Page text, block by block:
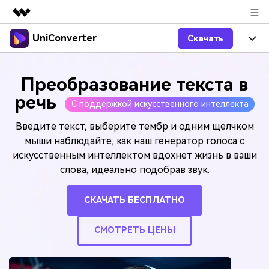
Рекомендуемые продукты
Управление данными
Обзор
Решения
О нас
Новости
Покупка
UniConverter Скачать
Windows
UniConverter для Windows
Mac
Функции
Видео/Аудио
AI функции
Руководство
Блог
Пользователи DVD
Креативный Дизайн
Фотография
Поддержка
Посмотрите видеоурок и узнайте, как использовать
Поддержка
использования UniConverter.
Преобразование текста в
речь
С поддержкой искусственного интеллекта
Введите текст, выберите тембр и одним щелчком
мыши наблюдайте, как наш генератор голоса с
искусственным интеллектом вдохнет жизнь в ваши
слова, идеально подобрав звук.
СКАЧАТЬ БЕСПЛАТНО
СМОТРЕТЬ ЦЕНЫ